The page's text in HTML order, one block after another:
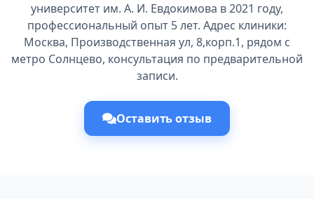
университет им. А. И. Евдокимова в 2021 году,
профессиональный опыт 5 лет. Адрес клиники:
Москва, Производственная ул, 8,корп.1, рядом с
метро Солнцево, консультация по предварительной
записи.
Оставить отзыв